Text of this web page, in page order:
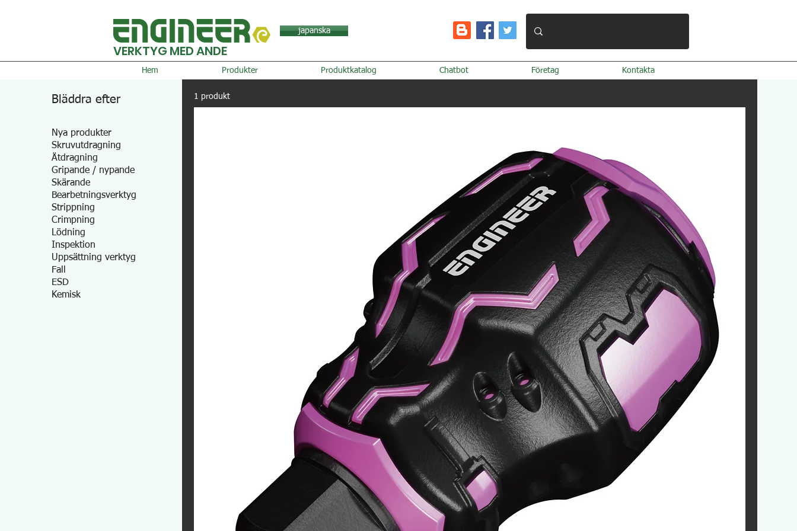
japanska
VERKTYG MED ANDE
Hem Produkter Produktkatalog Chatbot Företag Kontakta
Bläddra efter
Nya produkter
Skruvutdragning
Åtdragning
Gripande / nypande
Skärande
Bearbetningsverktyg
Strippning
Crimpning
Lödning
Inspektion
Uppsättning verktyg
Fall
ESD
Kemisk
1 produkt